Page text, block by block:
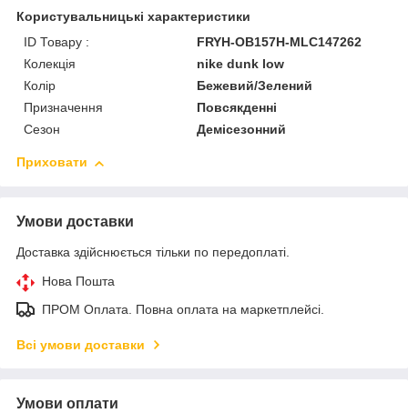
Користувальницькі характеристики
ID Товару :
FRYH-OB157H-MLC147262
Колекція
nike dunk low
Колір
Бежевий/Зелений
Призначення
Повсякденні
Сезон
Демісезонний
Приховати
Умови доставки
Доставка здійснюється тільки по передоплаті.
Нова Пошта
ПРОМ Оплата. Повна оплата на маркетплейсі.
Всі умови доставки
Умови оплати